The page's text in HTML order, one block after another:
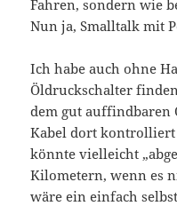
Fahren, sondern wie
Nun ja, Smalltalk mit
Ich habe auch ohne
Öldruckschalter
dem gut auffindbaren
Kabel dort kontrolliert
könnte vielleicht
Kilometern, wenn es
wäre ein einfach